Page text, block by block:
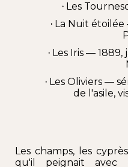
· Les
· La Nuit étoilée
· Les Iris —
· Les Oliviers —
de l'asile,
Les champs, les
qu'il peignait avec